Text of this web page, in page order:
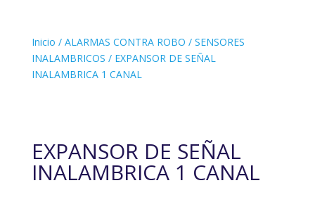
Inicio / ALARMAS CONTRA ROBO / SENSORES
INALAMBRICOS / EXPANSOR DE SEÑAL
INALAMBRICA 1 CANAL
EXPANSOR DE SEÑAL
INALAMBRICA 1 CANAL